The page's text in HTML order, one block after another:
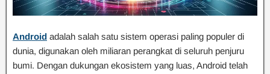
Android adalah salah satu sistem operasi paling populer di
dunia, digunakan oleh miliaran perangkat di seluruh penjuru
bumi. Dengan dukungan ekosistem yang luas, Android telah